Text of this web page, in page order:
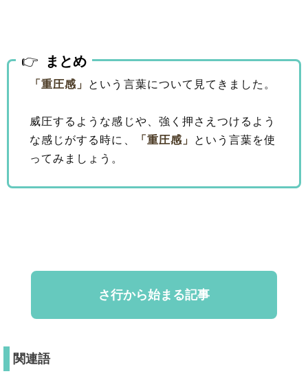
まとめ
「重圧感」 という言葉について見てきました。
威圧するような感じや、強く押さえつけるよう
な感じがする時に、
「重圧感」
という言葉を使
ってみましょう。
さ行から始まる記事
関連語